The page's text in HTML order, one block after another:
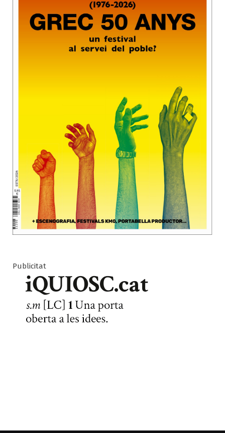
Publicitat